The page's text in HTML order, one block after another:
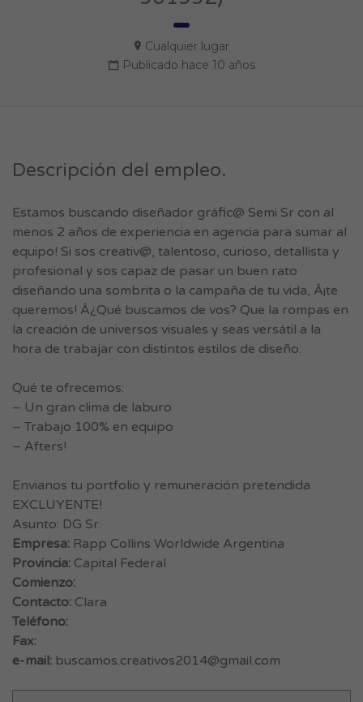
Cualquier lugar
Publicado hace 10 años
Descripción del empleo.
Estamos buscando diseñador gráfic@ Semi Sr con al
menos 2 años de experiencia en agencia para sumar al
equipo! Si sos creativ@, talentoso, curioso, detallista y
profesional y sos capaz de pasar un buen rato
diseñando una sombrita o la campaña de tu vida, Â¡te
queremos! Â¿Qué buscamos de vos? Que la rompas en
la creación de universos visuales y seas versátil a la
hora de trabajar con distintos estilos de diseño.
Qué te ofrecemos:
– Un gran clima de laburo
– Trabajo 100% en equipo
– Afters!
Envianos tu portfolio y remuneración pretendida
EXCLUYENTE!
Asunto: DG Sr.
Empresa: Rapp Collins Worldwide Argentina
Provincia: Capital Federal
Comienzo:
Contacto: Clara
Teléfono:
Fax:
e-mail: buscamos.creativos2014@gmail.com